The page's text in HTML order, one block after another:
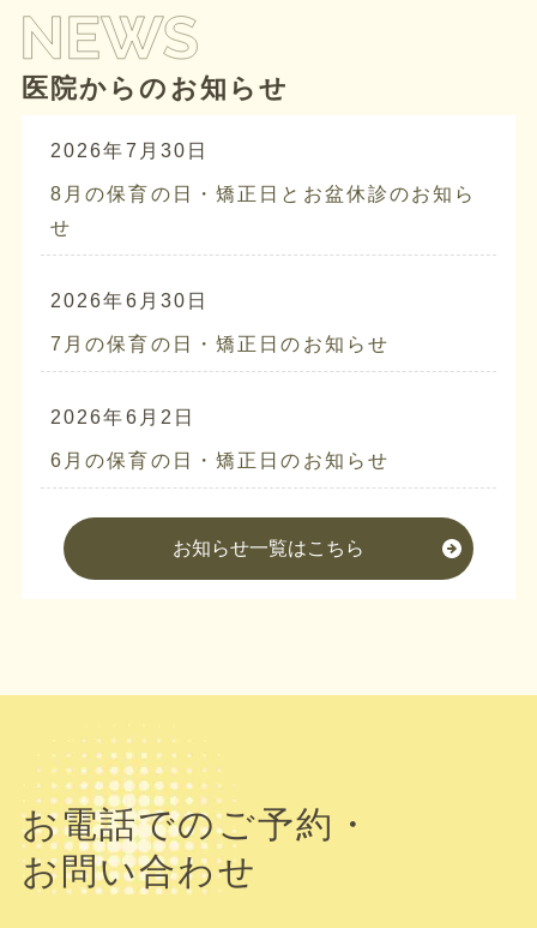
医院からのお知らせ
2026年7月30日
8月の保育の日・矯正日とお盆休診のお知ら
せ
2026年6月30日
7月の保育の日・矯正日のお知らせ
2026年6月2日
6月の保育の日・矯正日のお知らせ
お知らせ一覧はこちら
お電話でのご予約・
お問い合わせ